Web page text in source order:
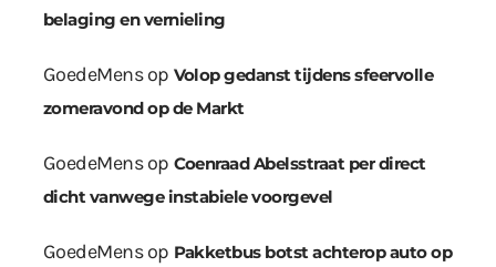
belaging en vernieling
GoedeMensop Volop gedanst tijdens sfeervolle
zomeravond op de Markt
GoedeMensop Coenraad Abelsstraat per direct
dicht vanwege instabiele voorgevel
GoedeMensop Pakketbus botst achterop auto op